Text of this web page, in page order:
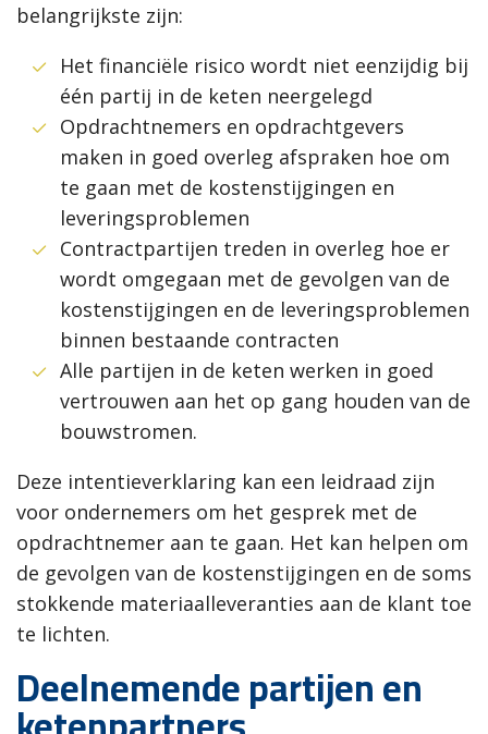
belangrijkste zijn:
Het financiële risico wordt niet eenzijdig bij
één partij in de keten neergelegd
Opdrachtnemers en opdrachtgevers
maken in goed overleg afspraken hoe om
te gaan met de kostenstijgingen en
leveringsproblemen
Contractpartijen treden in overleg hoe er
wordt omgegaan met de gevolgen van de
kostenstijgingen en de leveringsproblemen
binnen bestaande contracten
Alle partijen in de keten werken in goed
vertrouwen aan het op gang houden van de
bouwstromen.
Deze intentieverklaring kan een leidraad zijn
voor ondernemers om het gesprek met de
opdrachtnemer aan te gaan. Het kan helpen om
de gevolgen van de kostenstijgingen en de soms
stokkende materiaalleveranties aan de klant toe
te lichten.
Deelnemende partijen en